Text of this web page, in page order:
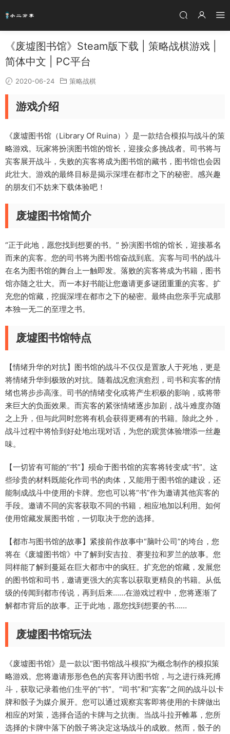
《废墟图书馆》Steam版下载 | 策略战棋游戏 |
简体中文 | PC平台
2020-06-24 策略战棋
游戏介绍
《废墟图书馆（Library Of Ruina）》是一款结合模拟与战斗的策
略游戏。玩家将扮演图书馆的馆长，迎接众多挑战者。司书将与
宾客展开战斗，失败的宾客将成为图书馆的藏书，图书馆也会因
此壮大。游戏的最终目标是揭示深埋在都市之下的秘密。感兴趣
的朋友们不妨来下载体验吧！
废墟图书馆简介
“正于此地，愿您找到想要的书。” 扮演图书馆的馆长，迎接慕名
而来的宾客。您的司书将为图书馆奋战到底。宾客与司书的战斗
在名为图书馆的舞台上一触即发。落败的宾客将成为书籍，图书
馆亦随之壮大。而一本好书能让您邀请更多谜团重重的宾客。扩
充您的馆藏，挖掘深埋在都市之下的秘密。最终由您亲手完成那
本独一无二的至理之书。
废墟图书馆特点
【情绪升华的对抗】图书馆的战斗不仅仅是置敌人于死地，更是
将情绪升华到极致的对抗。随着战况愈演愈烈，司书和宾客的情
绪也将步步高涨。司书的情绪变化或将产生积极的影响，或将带
来巨大的负面效果。而宾客的紧张情绪逐步加剧，战斗难度亦随
之上升，但与此同时您将有机会获得更稀有的书籍。除此之外，
战斗过程中将恰到好处地出现对话，为您的观赏体验增添一丝趣
味。
【一切皆有可能的“书”】殒命于图书馆的宾客将转变成“书”。这
些珍贵的材料既能化作司书的肉体，又能用于图书馆的建设，还
能制成战斗中使用的卡牌。您也可以将“书”作为邀请其他宾客的
手段。邀请不同的宾客获取不同的书籍，相应地加以利用。如何
使用馆藏发展图书馆，一切取决于您的选择。
【都市与图书馆的故事】紧接前作故事中“脑叶公司”的垮台，您
将在《废墟图书馆》中了解到安吉拉、赛斐拉和罗兰的故事。您
同样能了解到蔓延在巨大都市中的疯狂。扩充您的馆藏，发展您
的图书馆和司书，邀请更强大的宾客以获取更精良的书籍。从低
级的传闻到都市传说，再到后来……在游戏过程中，您将逐渐了
解都市背后的故事。正于此地，愿您找到想要的书……
废墟图书馆玩法
《废墟图书馆》是一款以“图书馆战斗模拟”为概念制作的模拟策
略游戏。您将邀请形形色色的宾客拜访图书馆，与之进行殊死搏
斗，获取记录着他们生平的“书”。“司书”和“宾客”之间的战斗以卡
牌和骰子为媒介展开。您可以通过观察宾客即将使用的卡牌做出
相应的对策，选择合适的卡牌与之抗衡。当战斗拉开帷幕，您所
选择的卡牌中落下的骰子将决定这场战斗的成败。然而，骰子的